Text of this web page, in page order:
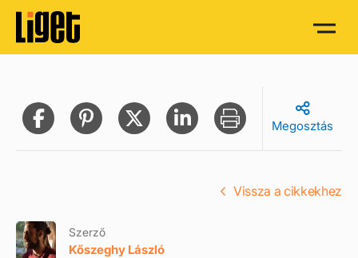
Megosztás
Szerző
Kőszeghy László
Vissza a cikkekhez